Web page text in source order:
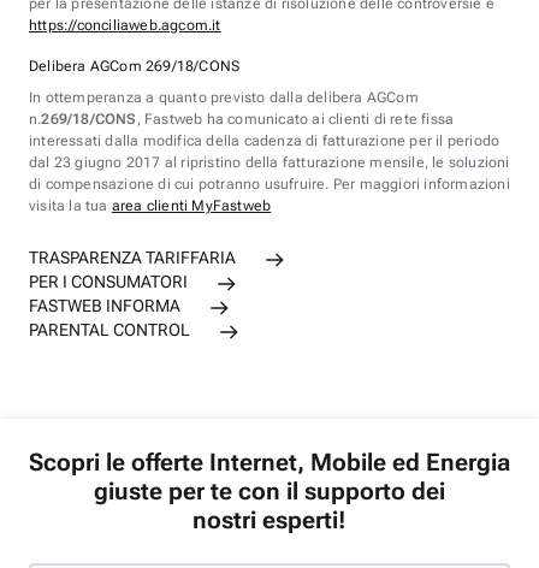
per la presentazione delle istanze di risoluzione delle controversie è
https://conciliaweb.agcom.it
Delibera AGCom 269/18/CONS
In ottemperanza a quanto previsto dalla delibera AGCom
n.269/18/CONS , Fastweb ha comunicato ai clienti di rete fissa
interessati dalla modifica della cadenza di fatturazione per il periodo
dal 23 giugno 2017 al ripristino della fatturazione mensile, le soluzioni
di compensazione di cui potranno usufruire. Per maggiori informazioni
visita la tua area clienti MyFastweb
TRASPARENZA TARIFFARIA
PER I CONSUMATORI
FASTWEB INFORMA
PARENTAL CONTROL
Scopri le offerte Internet, Mobile ed Energia
giuste per te con il supporto dei
nostri esperti!